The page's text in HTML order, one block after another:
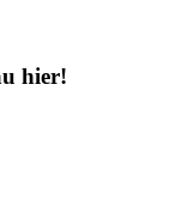
hier!